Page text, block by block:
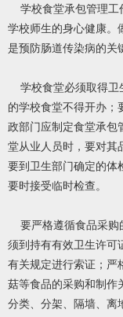
学校食堂承包管理工
学校师生的身心健康。
是预防肠道传染病的关
学校食堂必须取得卫
的学校食堂不得开办；
政部门应制定食堂承包
堂从业人员时，要对其
要到卫生部门确定的体
要时接受临时检查。
要严格遵循食品采购
须到持有有效卫生许可
有关规定进行索证；严
菇等食品的采购和制作
分类、分架、隔墙、离